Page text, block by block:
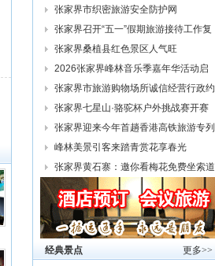
张家界市织密旅游安全防护网
张家界召开“五一”假期旅游接待工作复
张家界桑植县红色景区人气旺
2026张家界峰林音乐季嘉年华活动启
幕
张家界市旅游购物场所诚信经营行政约
谈
张家界七星山·骆驼杯户外挑战赛开赛
张家界迎来今年首趟香港高铁旅游专列
峰林美景引客来踏青赏花享春光
张家界黄石寨：邀你看梅花免费坐索道
更多>>
经典景点